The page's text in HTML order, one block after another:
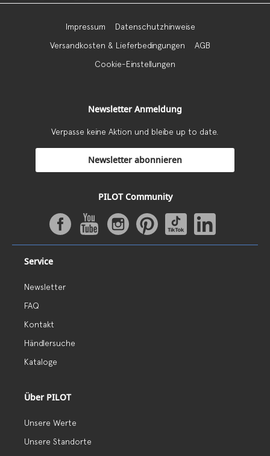
Impressum
Datenschutzhinweise
Versandkosten & Lieferbedingungen
AGB
Cookie-Einstellungen
Newsletter Anmeldung
Verpasse keine Aktion und bleibe up to date.
Newsletter abonnieren
PILOT Community
Service
Newsletter
FAQ
Kontakt
Händlersuche
Kataloge
Über PILOT
Unsere Werte
Unsere Standorte